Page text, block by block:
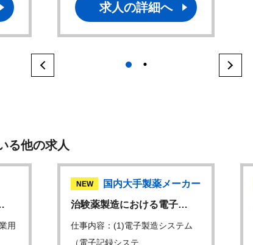
求人の詳細へ
1
る他の求人
用
NEW
国内大手製薬メーカー
治験薬製造における電子…
仕事内容：(1)電子製造システム
（電子記録システ…